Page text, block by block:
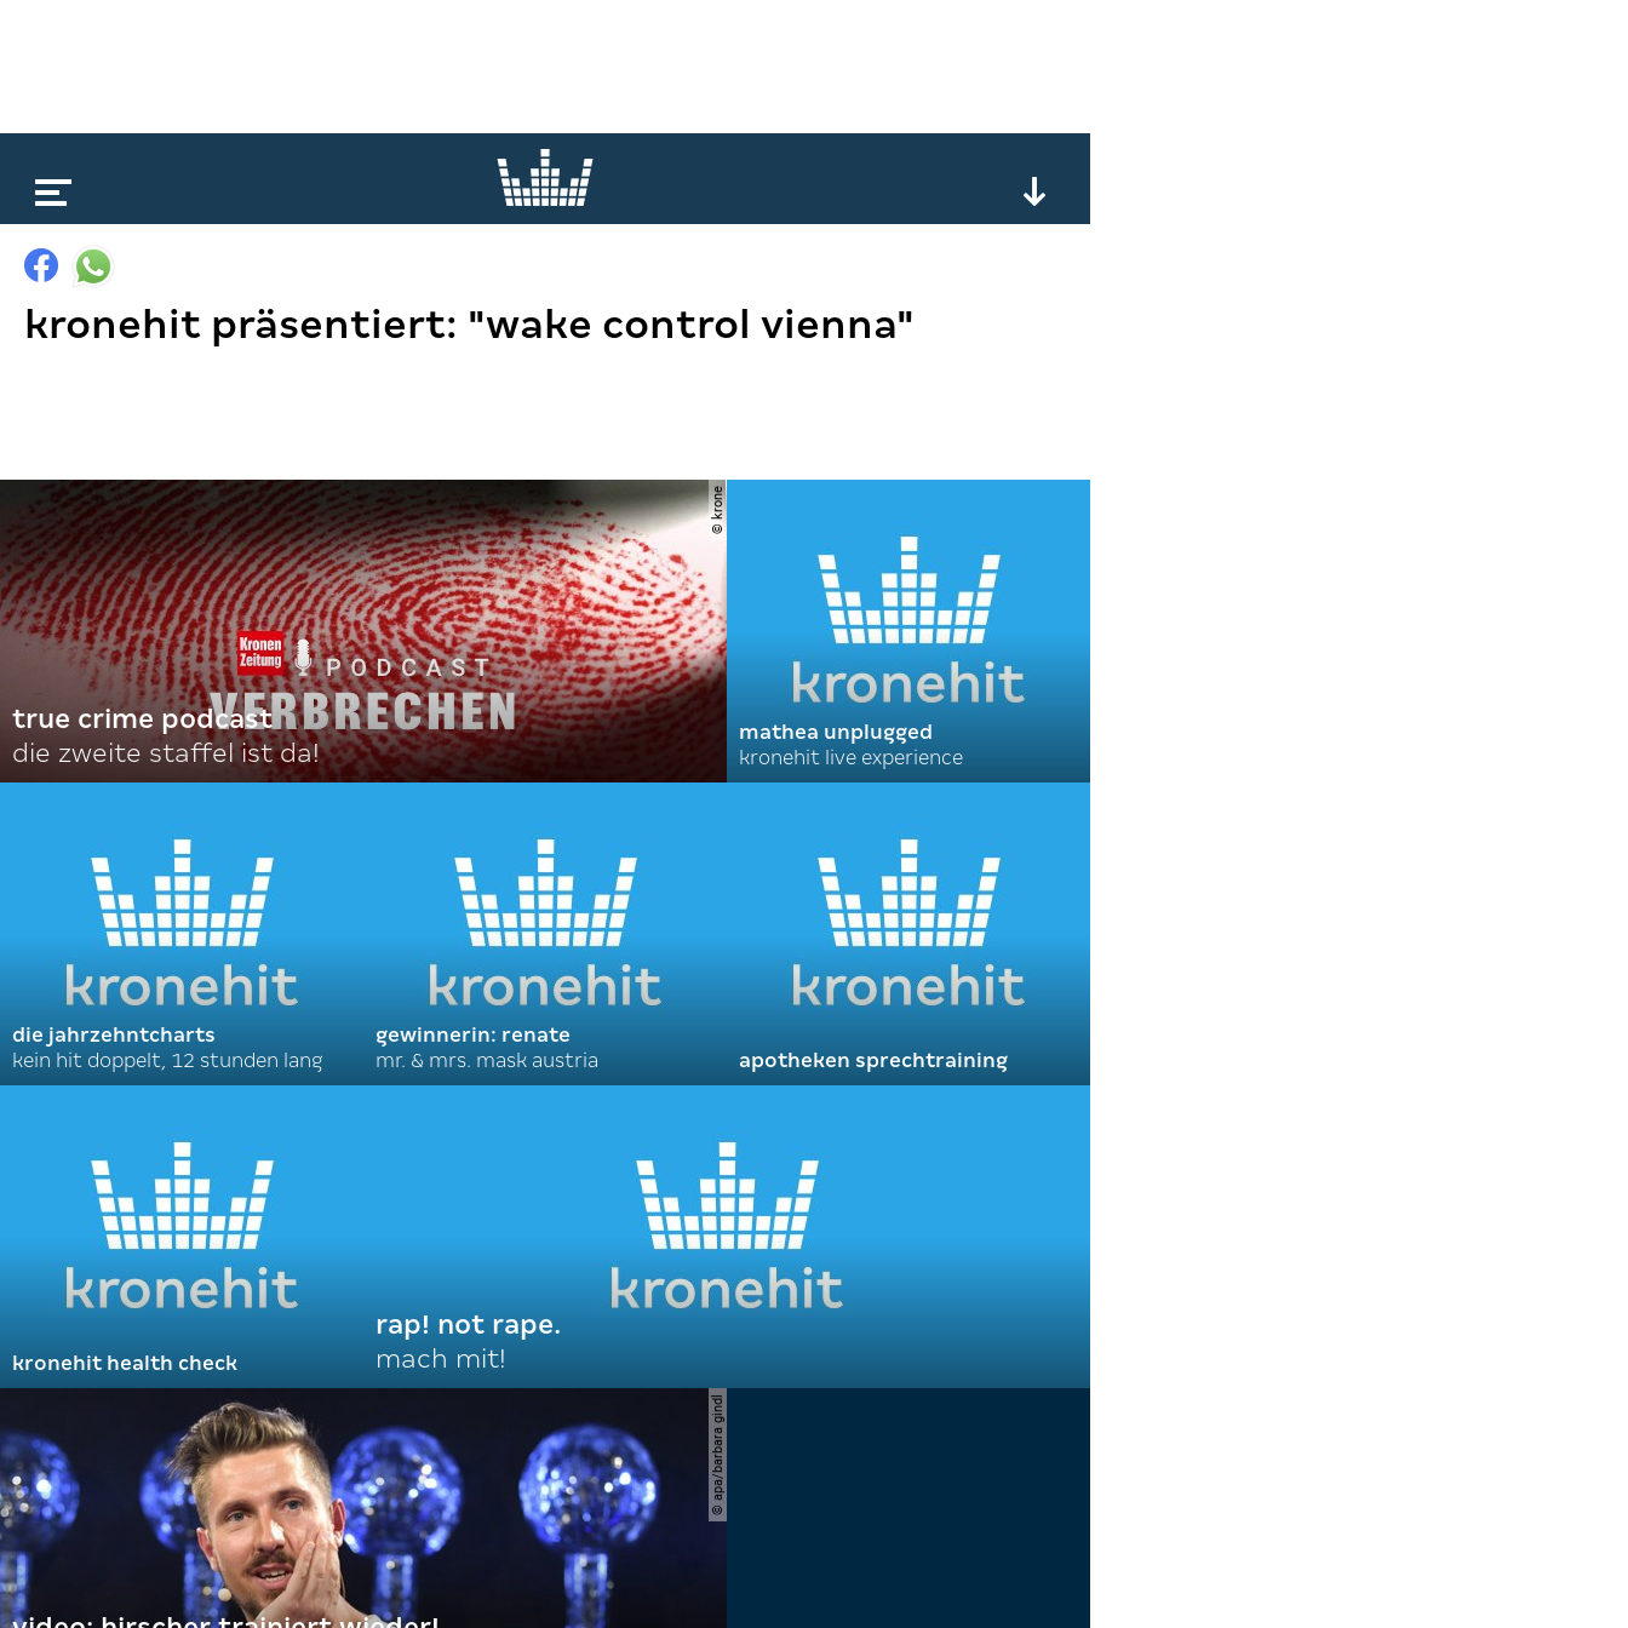
kronehit präsentiert: "wake control vienna"
© krone
true crime podcast
die zweite staffel ist da!
mathea unplugged
kronehit live experience
die jahrzehntcharts
kein hit doppelt, 12 stunden lang
gewinnerin: renate
mr. & mrs. mask austria
apotheken sprechtraining
kronehit health check
rap! not rape.
mach mit!
© apa/barbara gindl